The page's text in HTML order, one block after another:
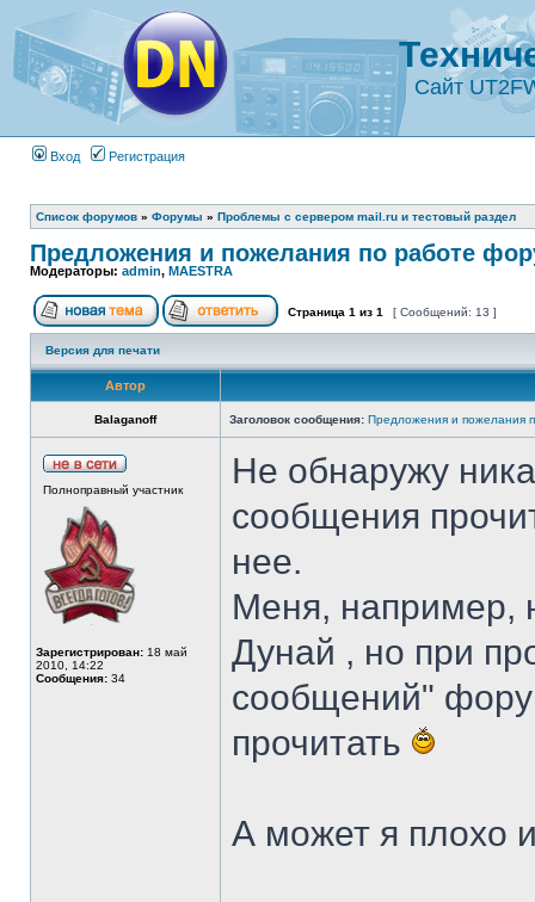
Сайт
Вход Регистрация
Список форумов » Форумы » Проблемы с сервером mail.ru и тестовый раздел
Предложения и пожелания по работе
Модераторы: admin, MAESTRA
Страница 1 из 1 [ Сообщений: 13 ]
Версия для печати
Автор
Balaganoff Заголовок сообщения: Предложения и пожелания
Полноправный участник
Зарегистрирован: 18 май
2010, 14:22
Сообщения: 34
Не обнаружу
сообщения
нее.
Меня, например,
Дунай , но при
сообщений"
прочитать
А может я плохо